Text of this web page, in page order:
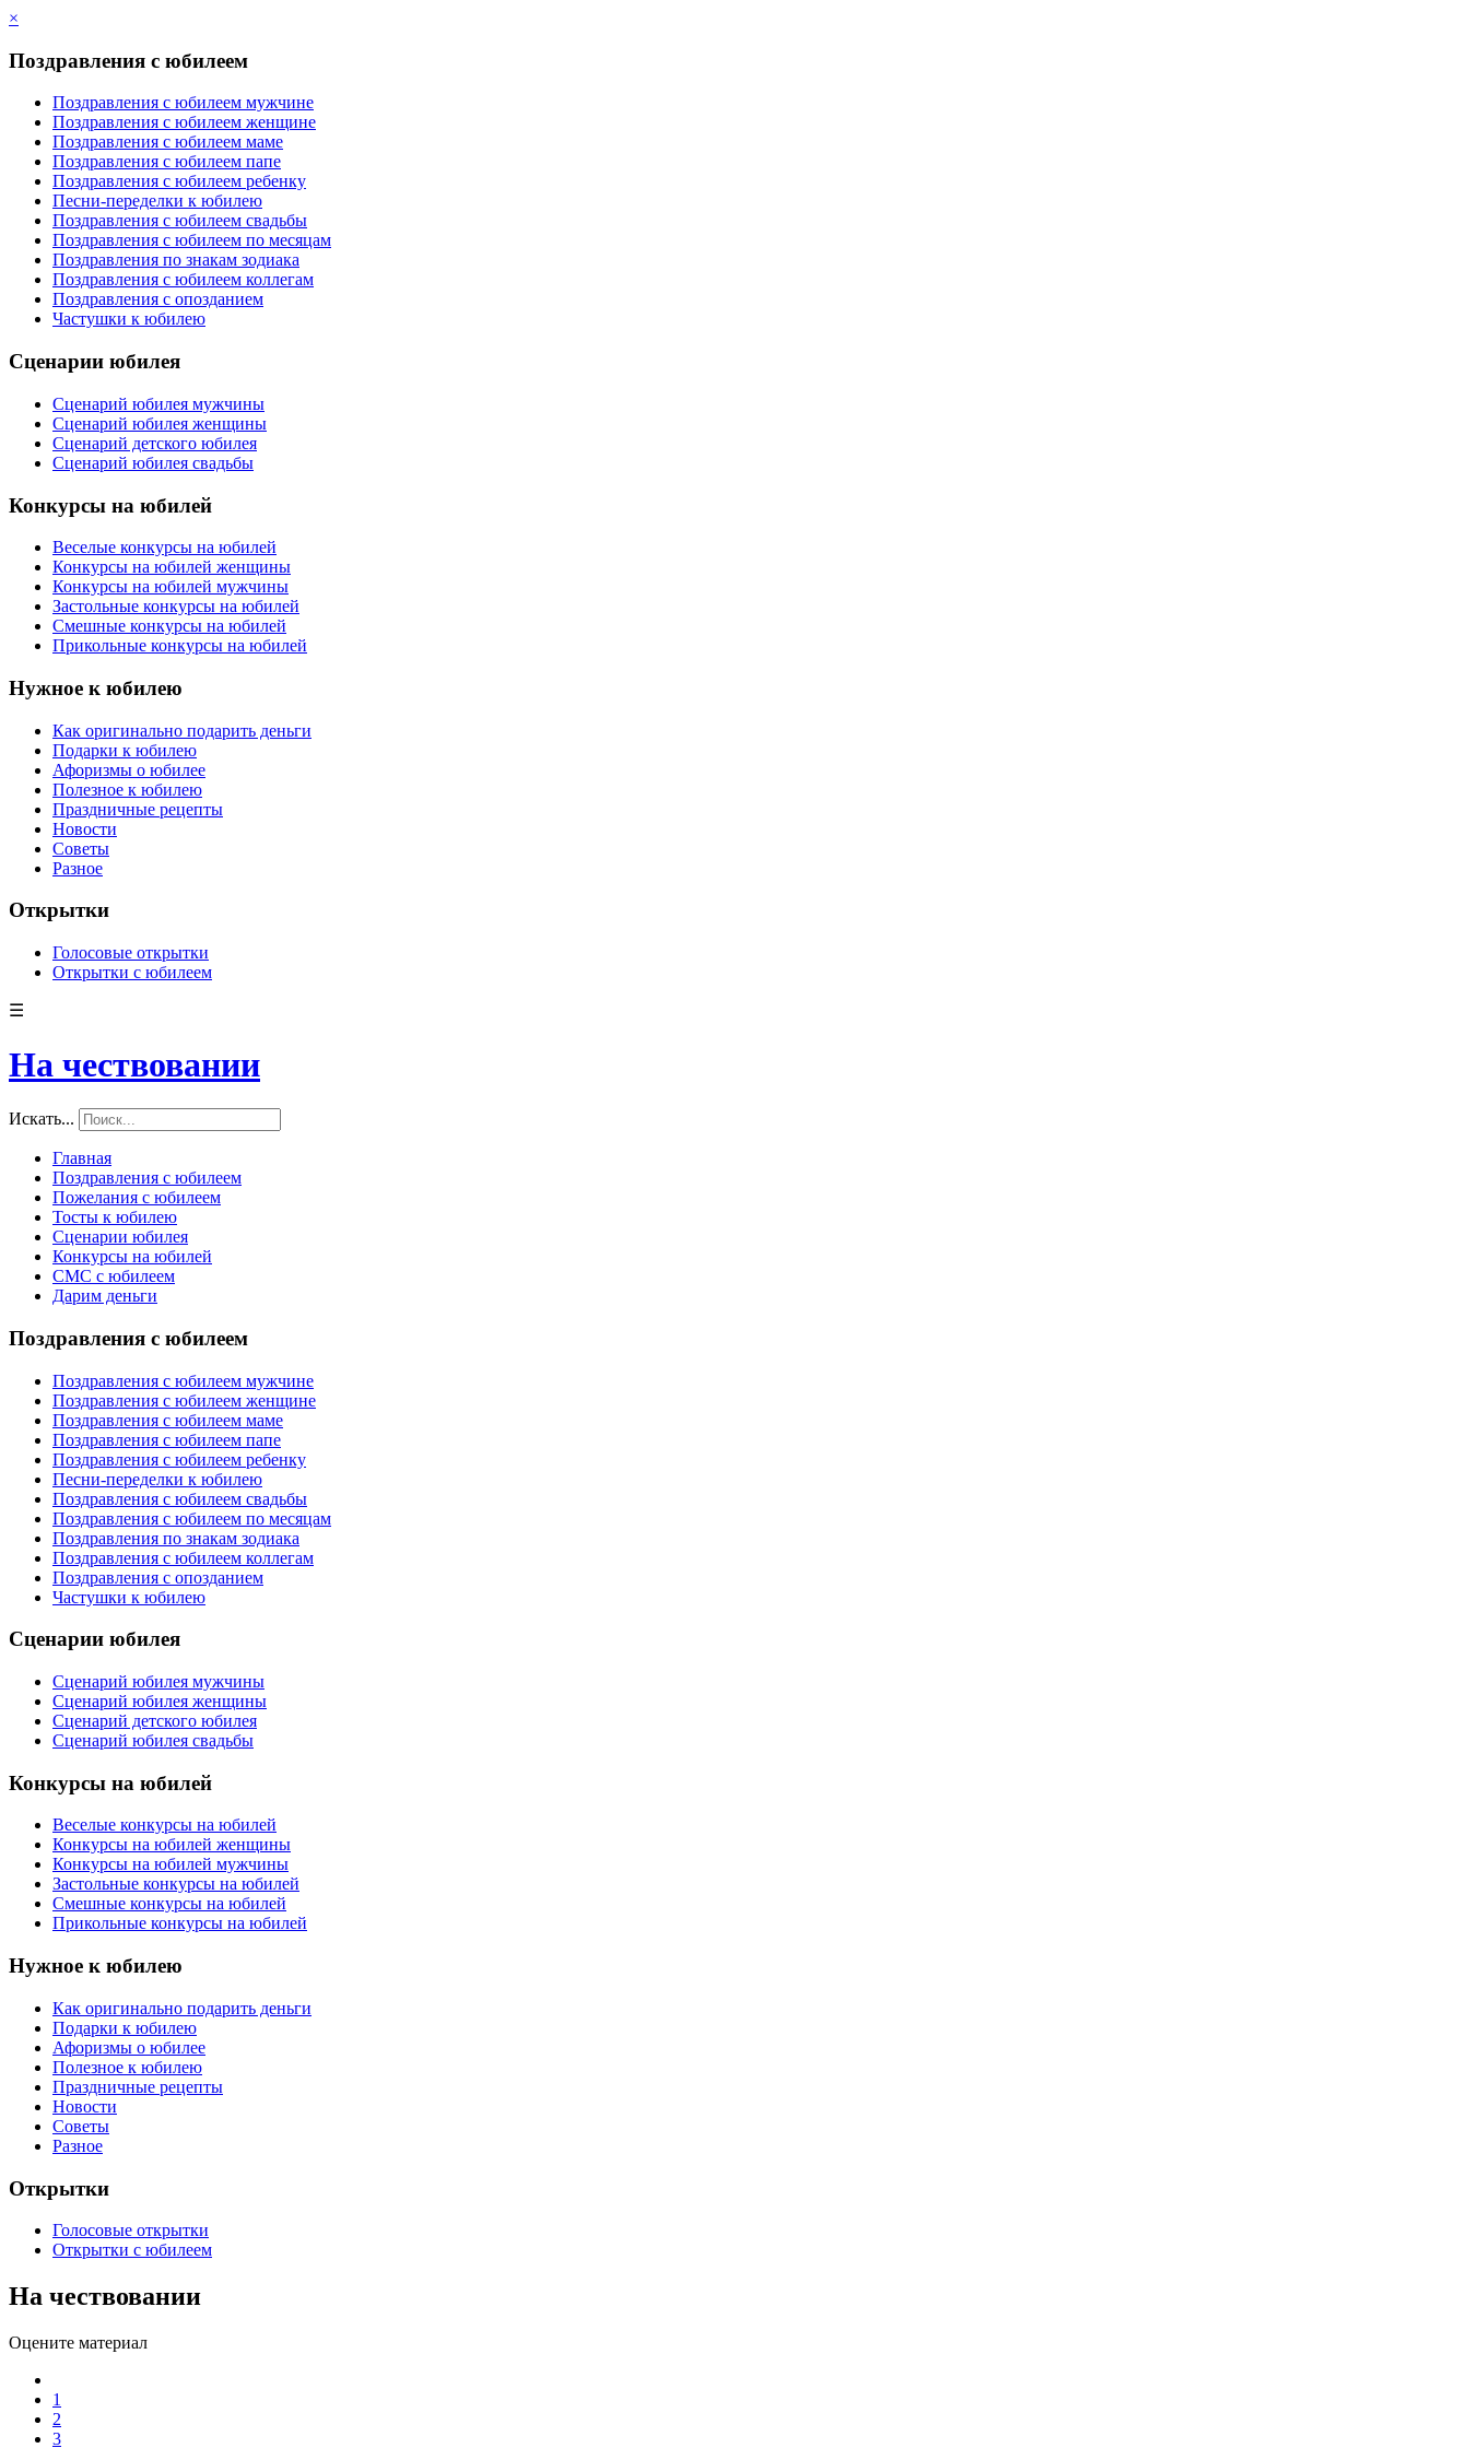
×
Поздравления с юбилеем
Поздравления с юбилеем мужчине
Поздравления с юбилеем женщине
Поздравления с юбилеем маме
Поздравления с юбилеем папе
Поздравления с юбилеем ребенку
Песни-переделки к юбилею
Поздравления с юбилеем свадьбы
Поздравления с юбилеем по месяцам
Поздравления по знакам зодиака
Поздравления с юбилеем коллегам
Поздравления с опозданием
Частушки к юбилею
Сценарии юбилея
Сценарий юбилея мужчины
Сценарий юбилея женщины
Сценарий детского юбилея
Сценарий юбилея свадьбы
Конкурсы на юбилей
Веселые конкурсы на юбилей
Конкурсы на юбилей женщины
Конкурсы на юбилей мужчины
Застольные конкурсы на юбилей
Смешные конкурсы на юбилей
Прикольные конкурсы на юбилей
Нужное к юбилею
Как оригинально подарить деньги
Подарки к юбилею
Афоризмы о юбилее
Полезное к юбилею
Праздничные рецепты
Новости
Советы
Разное
Открытки
Голосовые открытки
Открытки с юбилеем
☰
На чествовании
Искать...
Главная
Поздравления с юбилеем
Пожелания с юбилеем
Тосты к юбилею
Сценарии юбилея
Конкурсы на юбилей
СМС с юбилеем
Дарим деньги
Поздравления с юбилеем
Поздравления с юбилеем мужчине
Поздравления с юбилеем женщине
Поздравления с юбилеем маме
Поздравления с юбилеем папе
Поздравления с юбилеем ребенку
Песни-переделки к юбилею
Поздравления с юбилеем свадьбы
Поздравления с юбилеем по месяцам
Поздравления по знакам зодиака
Поздравления с юбилеем коллегам
Поздравления с опозданием
Частушки к юбилею
Сценарии юбилея
Сценарий юбилея мужчины
Сценарий юбилея женщины
Сценарий детского юбилея
Сценарий юбилея свадьбы
Конкурсы на юбилей
Веселые конкурсы на юбилей
Конкурсы на юбилей женщины
Конкурсы на юбилей мужчины
Застольные конкурсы на юбилей
Смешные конкурсы на юбилей
Прикольные конкурсы на юбилей
Нужное к юбилею
Как оригинально подарить деньги
Подарки к юбилею
Афоризмы о юбилее
Полезное к юбилею
Праздничные рецепты
Новости
Советы
Разное
Открытки
Голосовые открытки
Открытки с юбилеем
На чествовании
Оцените материал
1
2
3